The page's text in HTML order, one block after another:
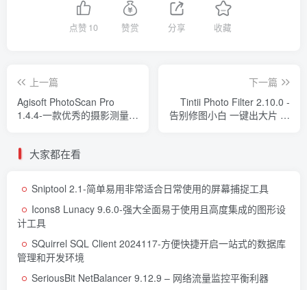
点赞 10 赞赏 分享 收藏
上一篇
Agisoft PhotoScan Pro
1.4.4-一款优秀的摄影测量与
下一篇
Tintii Photo Filter 2.10.0 -
告别修图小白 一键出大片 为
大家都在看
Sniptool 2.1-简单易用非常适合日常使用的屏幕捕捉工具
Icons8 Lunacy 9.6.0-强大全面易于使用且高度集成的图形设
计工具
SQuirrel SQL Client 2024117-方便快捷开启一站式的数据库
管理和开发环境
SeriousBit NetBalancer 9.12.9 – 网络流量监控平衡利器